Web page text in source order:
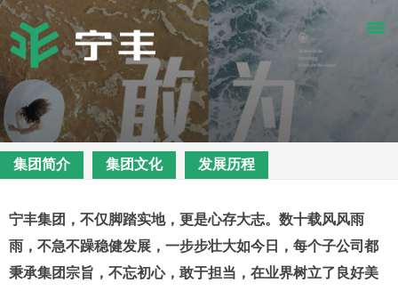
集团简介 集团文化 发展历程
宁丰集团，不仅脚踏实地，更是心存大志。数十载风风雨
雨，不急不躁稳健发展，一步步壮大如今日，每个子公司都
秉承集团宗旨，不忘初心，敢于担当，在业界树立了良好美